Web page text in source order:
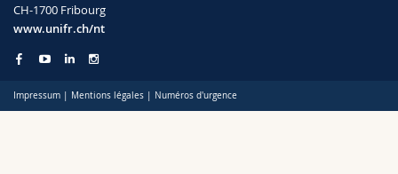
CH-1700 Fribourg
www.unifr.ch/nt
Impressum Mentions légales Numéros d'urgence